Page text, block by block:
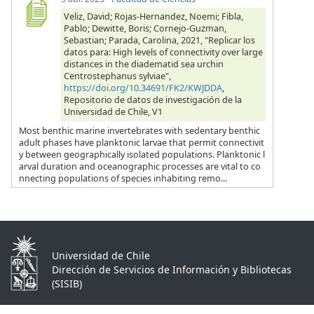
Veliz, David; Rojas-Hernandez, Noemi; Fibla,
Pablo; Dewitte, Boris; Cornejo-Guzman,
Sebastian; Parada, Carolina, 2021, "Replicar los
datos para: High levels of connectivity over large
distances in the diadematid sea urchin
Centrostephanus sylviae",
https://doi.org/10.34691/FK2/KWJDDA,
Repositorio de datos de investigación de la
Universidad de Chile, V1
Most benthic marine invertebrates with sedentary benthic
adult phases have planktonic larvae that permit connectivit
y between geographically isolated populations. Planktonic l
arval duration and oceanographic processes are vital to co
nnecting populations of species inhabiting remo...
Universidad de Chile
Dirección de Servicios de Información y Bibliotecas
(SISIB)